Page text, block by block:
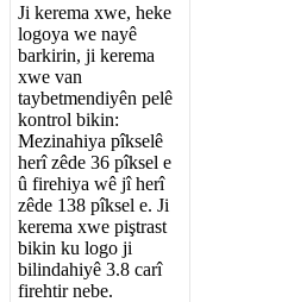
Ji kerema xwe, heke
logoya we nayê
barkirin, ji kerema
xwe van
taybetmendiyên pelê
kontrol bikin:
Mezinahiya pîkselê
herî zêde 36 pîksel e
û firehiya wê jî herî
zêde 138 pîksel e. Ji
kerema xwe piştrast
bikin ku logo ji
bilindahiyê 3.8 carî
firehtir nebe.